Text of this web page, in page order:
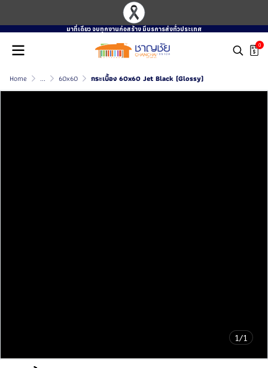
มาที่เดียว จบทุกงานก่อสร้าง มีบรการส่งทั่วประเทศ
0
Home ... 60x60 กระเบื้อง 60x60 Jet Black (Glossy)
1/1